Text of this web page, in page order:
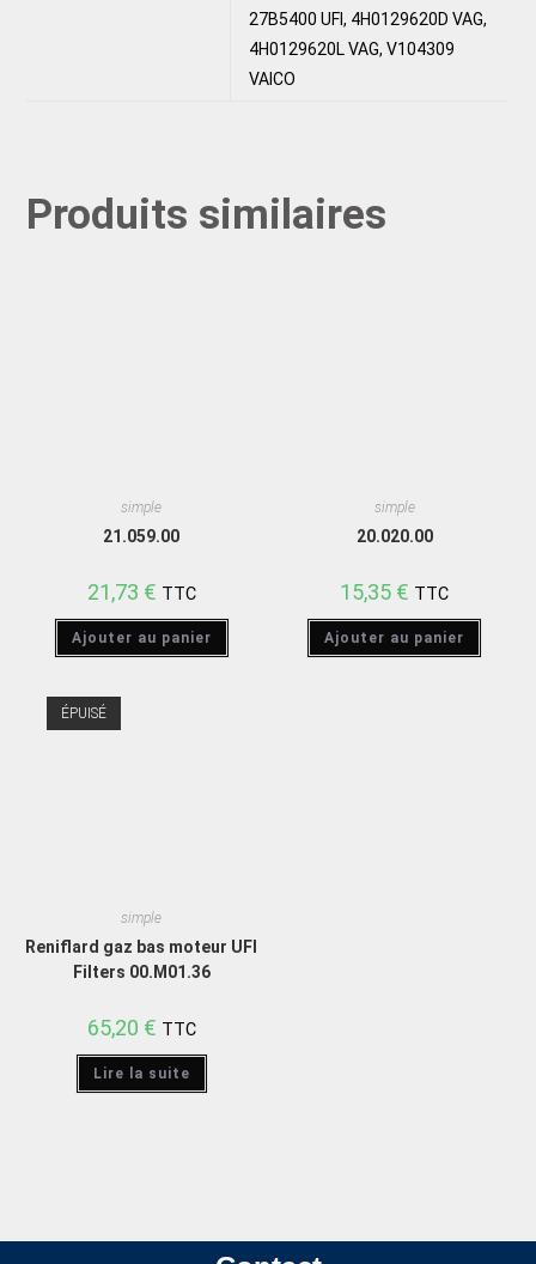
27B5400 UFI, 4H0129620D VAG,
4H0129620L VAG, V104309
VAICO
Produits similaires
simple
21.059.00
21,73 € TTC
Ajouter au panier
simple
20.020.00
15,35 € TTC
Ajouter au panier
ÉPUISÉ
simple
Reniflard gaz bas moteur UFI
Filters 00.M01.36
65,20 € TTC
Lire la suite